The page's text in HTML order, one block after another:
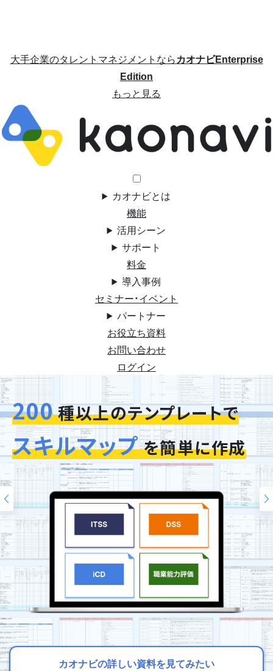
大手企業のタレントマネジメントならカオナビEnterprise
Edition
もっと見る
カオナビとは
機能
活用シーン
サポート
料金
導入事例
セミナー・イベント
パートナー
お役立ち資料
お問い合わせ
ログイン
カオナビの詳しい資料を見てみたい
200 種以上のテンプレートで
スキルマップ を簡単に作成
カオナビの詳しい資料を見てみたい
今お使いの評価シートを
そのまま再現
カオナビの詳しい資料を見てみたい